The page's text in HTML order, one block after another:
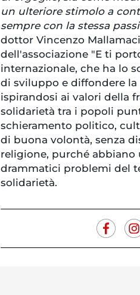
un ulteriore stimolo a
sempre con la stessa
dottor Vincenzo
dell'associazione "E ti
internazionale, che ha lo
di sviluppo e diffondere
ispirandosi ai valori della
solidarietà tra i popoli
schieramento politico,
di buona volontà, senza
religione, purché
drammatici problemi del
solidarietà.